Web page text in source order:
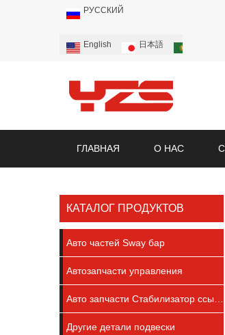
РУССКИЙ
English 日本語
ГЛАВНАЯ О НАС
КАТАЛОГ ПРОДУКТОВ
Авто частей Sway бар
Автозапчасти управления
Другие детали подвески
витрина